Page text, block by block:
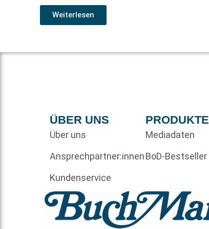
Weiterlesen
ÜBER UNS
Über uns
Ansprechpartner:innen
Kundenservice
PRODUKTE
Mediadaten
BoD-Bestseller